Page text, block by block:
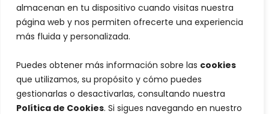
almacenan en tu dispositivo cuando visitas nuestra
página web y nos permiten ofrecerte una experiencia
más fluida y personalizada.
Puedes obtener más información sobre las cookies
que utilizamos, su propósito y cómo puedes
gestionarlas o desactivarlas, consultando nuestra
Política de Cookies. Si sigues navegando en nuestro